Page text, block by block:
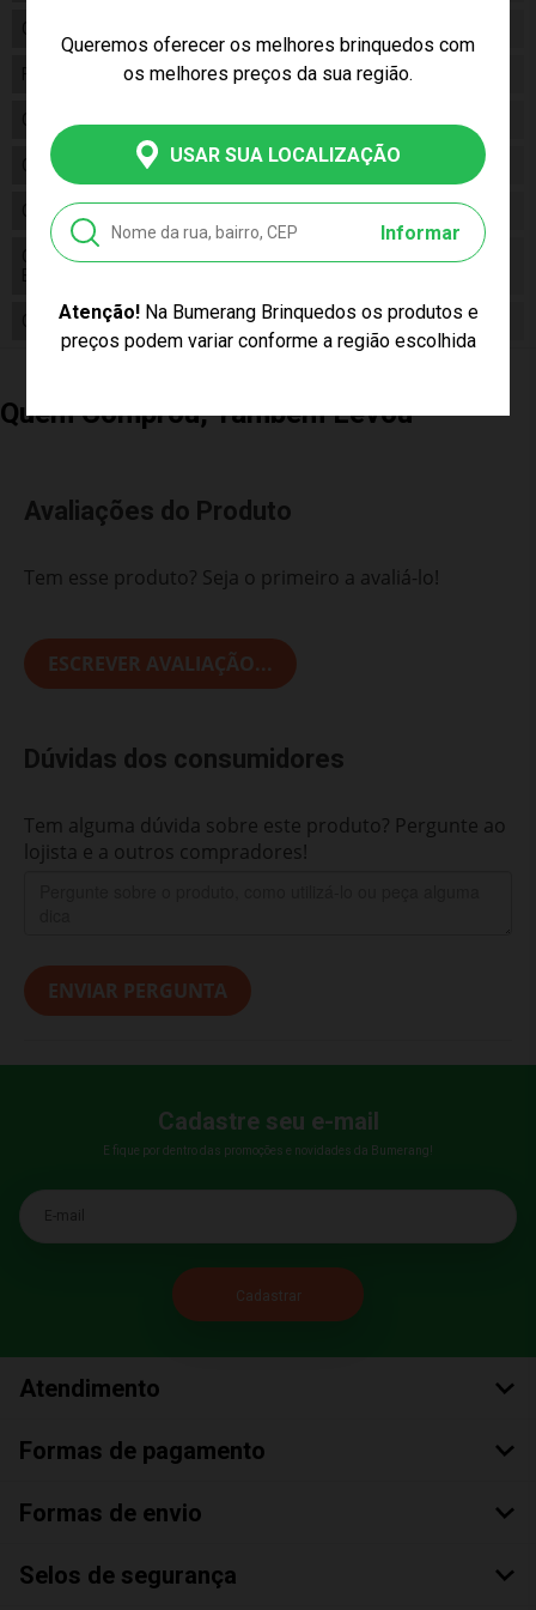
Queremos oferecer os melhores brinquedos com
os melhores preços da sua região.
USAR SUA LOCALIZAÇÃO
Informar
Atenção!Na Bumerang Brinquedos os produtos e
preços podem variar conforme a região escolhida
Zoop Toys
Código de Barras 7898588089585
Composição
Conteúdo da
01 Kit de Chá Cerâmica Tea Party Art
Cor Produto Multicor
Quem Comprou, Também Levou
Avaliações do Produto
Tem esse produto? Seja o primeiro a avaliá-lo!
ESCREVER AVALIAÇÃO...
Dúvidas dos consumidores
Tem alguma dúvida sobre este produto? Pergunte ao
lojista e a outros compradores!
ENVIAR PERGUNTA
Cadastre seu e-mail
E fique por dentro das promoções e novidades da Bumerang!
E-mail
Atendimento
Formas de pagamento
Formas de envio
Selos de segurança